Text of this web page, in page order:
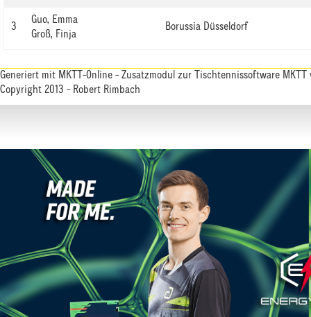
3
Guo, Emma
Groß, Finja
Borussia Düsseldorf
Generiert mit MKTT-Online - Zusatzmodul zur Tischtennissoftware MKTT
Copyright 2013 - Robert Rimbach